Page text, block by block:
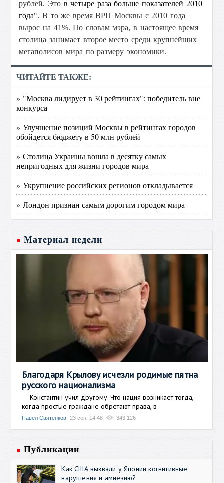
рублей. Это в четыре раза больше показателей 2010
года". В то же время ВРП Москвы с 2010 года
вырос на 41%.По словам мэра, в настоящее время
столица занимает второе место среди крупнейших
мегаполисов мира по размеру экономики.
ЧИТАЙТЕ ТАКЖЕ:
» "Москва лидирует в 30 рейтингах": победитель вне
конкурса
» Улучшение позиций Москвы в рейтингах городов
обойдется бюджету в 50 млн рублей
» Столица Украины вошла в десятку самых
непригодных для жизни городов мира
» Укрупнение российских регионов откладывается
» Лондон признан самым дорогим городом мира
Материал недели
Благодаря Крылову исчезли родимые пятна
русского национализма
Константин учил другому. Что нация возникает тогда,
когда простые граждане обретают права, в
Павел Святенков 23 сен, 14:48 343 126
Публикации
Как США вызвали у Японии когнитивные
нарушения и амнезию?